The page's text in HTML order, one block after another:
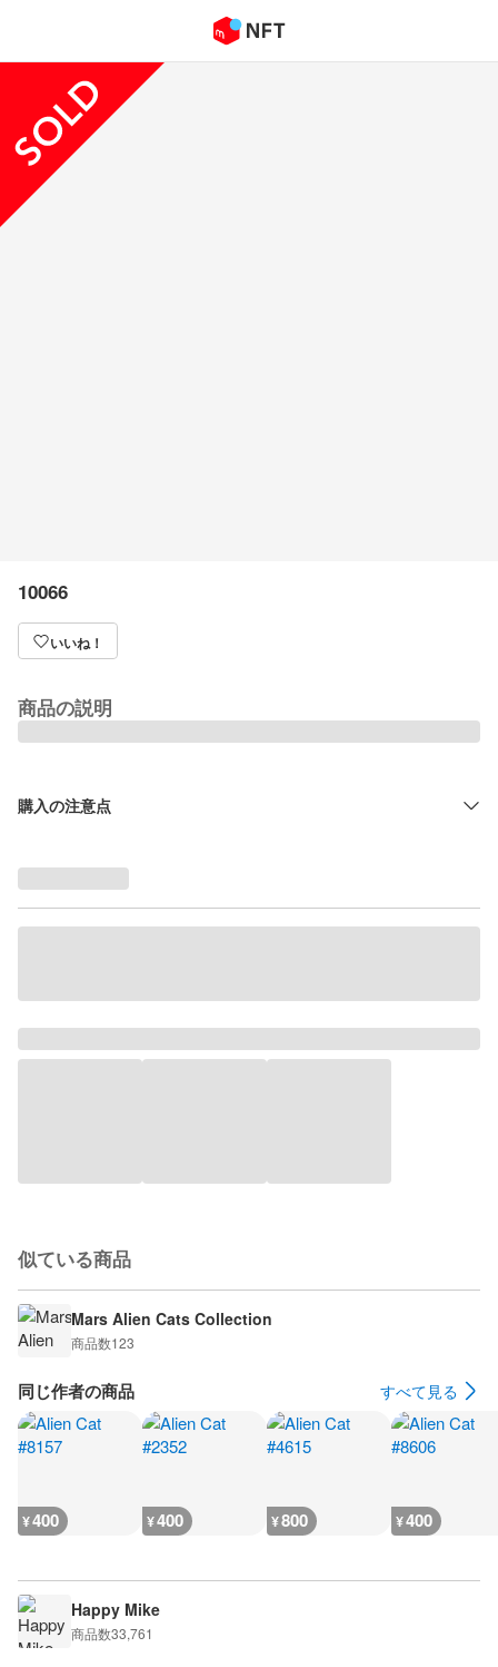
10066
いいね！
商品の説明
購入の注意点
似ている商品
Mars Alien Cats Collection
商品数123
同じ作者の商品 すべて見る
¥400 ¥400 ¥800 ¥400
Happy Mike
商品数33,761